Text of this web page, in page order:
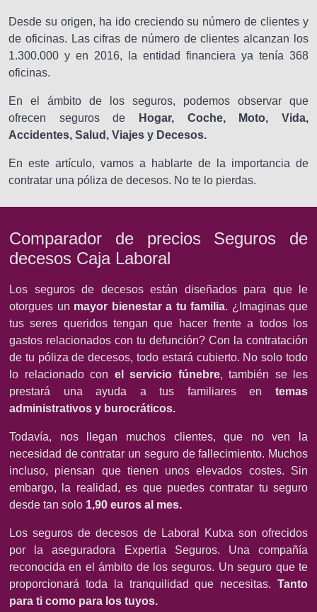
Desde su origen, ha ido creciendo su número de clientes y
de oficinas. Las cifras de número de clientes alcanzan los
1.300.000 y en 2016, la entidad financiera ya tenía 368
oficinas.
En el ámbito de los seguros, podemos observar que
ofrecen seguros de
Hogar, Coche, Moto, Vida,
Accidentes, Salud, Viajes y Decesos.
En este artículo, vamos a hablarte de la importancia de
contratar una póliza de decesos. No te lo pierdas.
Comparador de precios Seguros de
decesos Caja Laboral
Los seguros de decesos están diseñados para que le
otorgues un mayor bienestar a tu familia. ¿Imaginas que
tus seres queridos tengan que hacer frente a todos los
gastos relacionados con tu defunción? Con la contratación
de tu póliza de decesos, todo estará cubierto. No solo todo
lo relacionado con el servicio fúnebre, también se les
prestará una ayuda a tus familiares en temas
administrativos y burocráticos.
Todavía, nos llegan muchos clientes, que no ven la
necesidad de contratar un seguro de fallecimiento. Muchos
incluso, piensan que tienen unos elevados costes. Sin
embargo, la realidad, es que puedes contratar tu seguro
desde tan solo 1,90 euros al mes.
Los seguros de decesos de Laboral Kutxa son ofrecidos
por la aseguradora Expertia Seguros. Una compañía
reconocida en el ámbito de los seguros. Un seguro que te
proporcionará toda la tranquilidad que necesitas. Tanto
para ti como para los tuyos.